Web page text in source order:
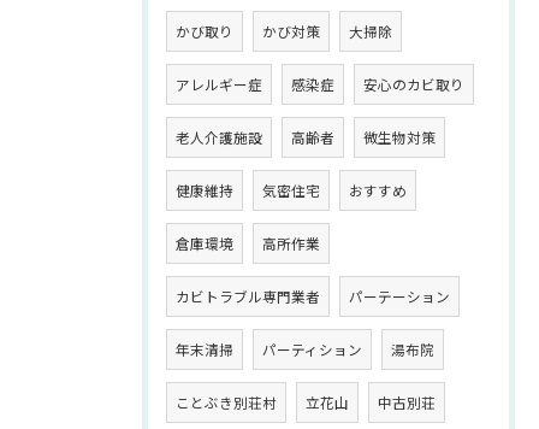
かび取り かび対策 大掃除
アレルギー症 感染症 安心のカビ取り
老人介護施設 高齢者 微生物対策
健康維持 気密住宅 おすすめ
倉庫環境 高所作業
カビトラブル専門業者 パーテーション
年末清掃 パーティション 湯布院
ことぶき別荘村 立花山 中古別荘